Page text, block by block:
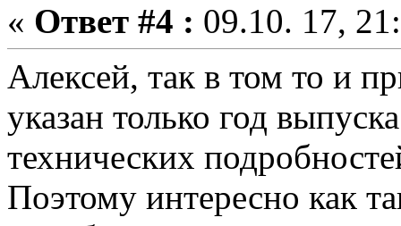
« Ответ #4 : 09.10. 17,
Алексей, так в том то и
указан только год
технических
Поэтому интересно как